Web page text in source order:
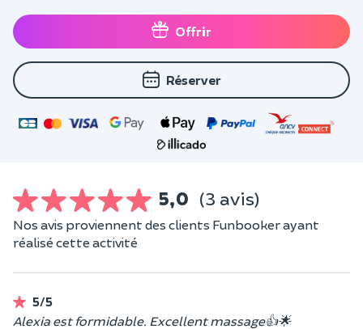
Offrir
Réserver
5,0 (3 avis)
Nos avis proviennent des clients Funbooker ayant
réalisé cette activité
5/5
Alexia est formidable. Excellent massage👍🌟